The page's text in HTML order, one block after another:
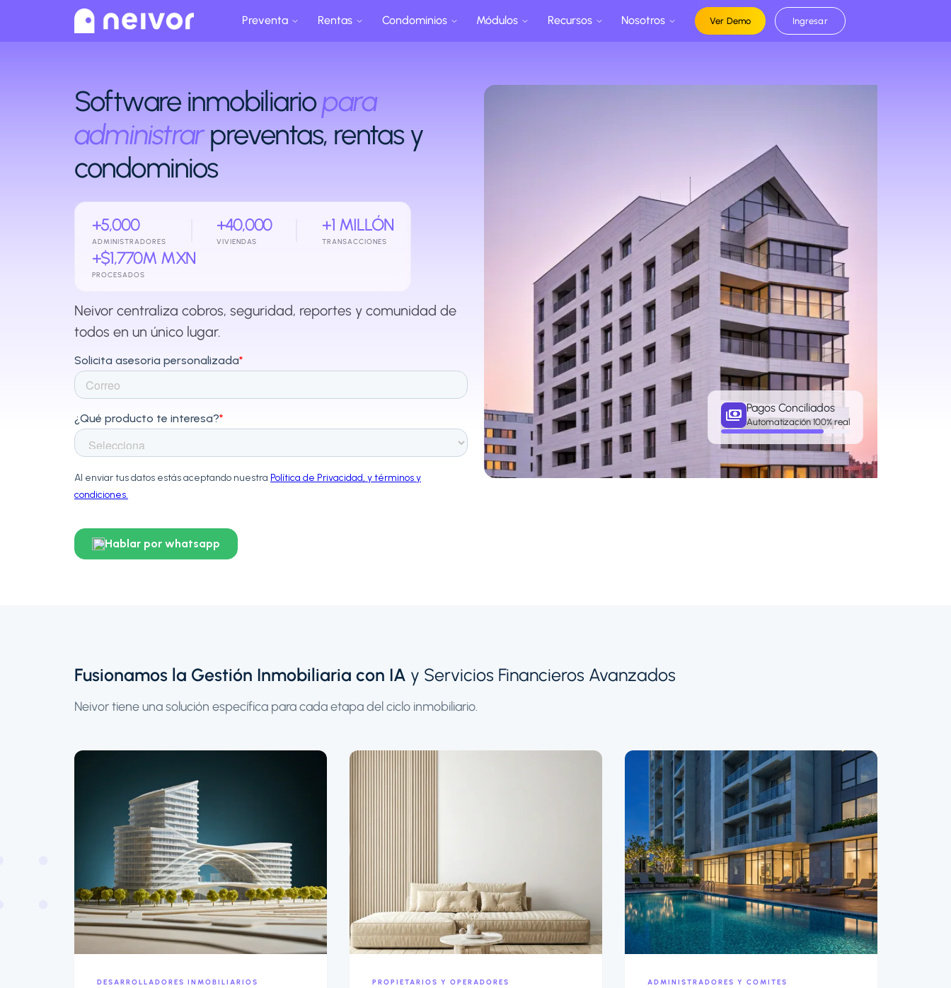
Preventa Rentas Condominios Módulos Recursos Nosotros Ver Demo Ingresar
Software inmobiliariopara
administrar preventas, rentas y
condominios
+5,000
ADMINISTRADORES
+40,000
VIVIENDAS
+1 MILLÓN
TRANSACCIONES
+$1,770M MXN
PROCESADOS
Neivor centraliza cobros, seguridad, reportes y comunidad de
todos en un único lugar.
Pagos Conciliados
Automatización 100% real
Fusionamos la Gestión Inmobiliaria con IA y Servicios Financieros Avanzados
Neivor tiene una solución específica para cada etapa del ciclo inmobiliario.
DESARROLLADORES INMOBILIARIOS PROPIETARIOS Y OPERADORES ADMINISTRADORES Y COMITES